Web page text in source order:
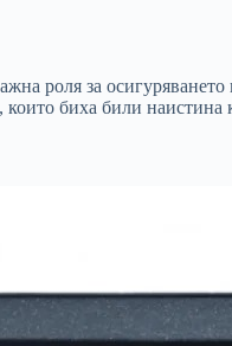
роля за
биха били